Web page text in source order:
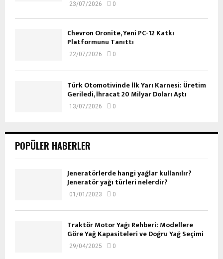
23/07/2026 0
Chevron Oronite, Yeni PC-12 Katkı
Platformunu Tanıttı
22/07/2026 0
Türk Otomotivinde İlk Yarı Karnesi: Üretim
Geriledi, İhracat 20 Milyar Doları Aştı
13/07/2026 0
POPÜLER HABERLER
Jeneratörlerde hangi yağlar kullanılır?
Jeneratör yağı türleri nelerdir?
01/01/2023 0
Traktör Motor Yağı Rehberi: Modellere
Göre Yağ Kapasiteleri ve Doğru Yağ Seçimi
29/04/2025 0